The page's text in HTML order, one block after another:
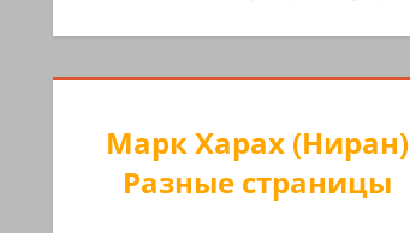
Марк Харах (Ниран)
Разные страницы